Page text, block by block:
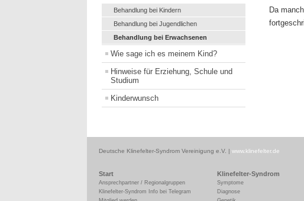
Behandlung bei Kindern
Behandlung bei Jugendlichen
Behandlung bei Erwachsenen
Wie sage ich es meinem Kind?
Hinweise für Erziehung, Schule und
Studium
Kinderwunsch
Da
Deutsche Klinefelter-Syndrom Vereinigung e.V. | www.klinefelter.de
Start
Ansprechpartner / Regionalgruppen
Klinefelter-Syndrom Info bei Telegram
Klinefelter-Syndrom
Symptome
Diagnose